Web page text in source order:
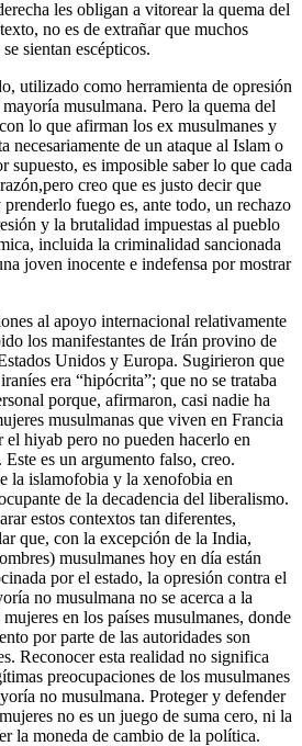
les obligan a vitorear la quema del
no es de extrañar que muchos
sientan escépticos.
utilizado como herramienta de opresión
musulmana. Pero la quema del
lo que afirman los ex musulmanes y
necesariamente de un ataque al Islam o
supuesto, es imposible saber lo que cada
creo que es justo decir que
fuego es, ante todo, un rechazo
y la brutalidad impuestas al pueblo
incluida la criminalidad sancionada
joven inocente e indefensa por mostrar
al apoyo internacional relativamente
los manifestantes de Irán provino de
Unidos y Europa. Sugirieron que
era “hipócrita”; que no se trataba
porque, afirmaron, casi nadie ha
musulmanas que viven en Francia
el hiyab pero no pueden hacerlo en
es un argumento falso, creo.
la islamofobia y la xenofobia en
de la decadencia del liberalismo.
estos contextos tan diferentes,
que, con la excepción de la India,
musulmanes hoy en día están
por el estado, la opresión contra el
no musulmana no se acerca a la
en los países musulmanes, donde
por parte de las autoridades son
Reconocer esta realidad no significa
preocupaciones de los musulmanes
no musulmana. Proteger y defender
no es un juego de suma cero, ni la
la moneda de cambio de la política.